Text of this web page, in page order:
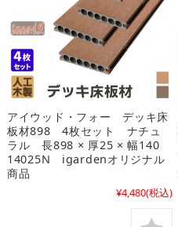
アイウッド・フォー デッキ床
板材898 4枚セット ナチュ
ラル 長898 × 厚25 × 幅140
14025N igardenオリジナル
商品
¥4,480(税込)